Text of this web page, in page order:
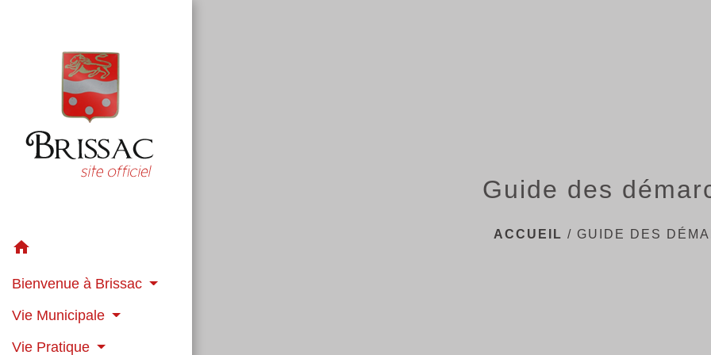
home
Bienvenue à Brissac
Vie Municipale
Vie Pratique
Guide des
ACCUEIL / GUIDE DES